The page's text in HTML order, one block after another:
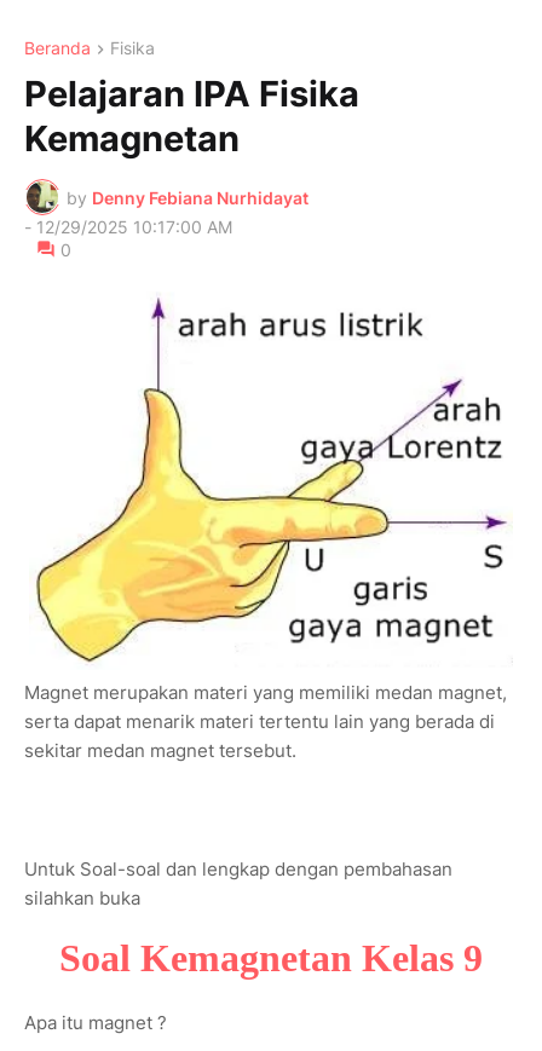
Beranda Fisika
Pelajaran IPA Fisika
Kemagnetan
by Denny Febiana Nurhidayat
- 12/29/2025 10:17:00 AM
0
Magnet merupakan materi yang memiliki medan magnet,
serta dapat menarik materi tertentu lain yang berada di
sekitar medan magnet tersebut.
Untuk Soal-soal dan lengkap dengan pembahasan
silahkan buka
Soal Kemagnetan Kelas 9
Apa itu magnet ?